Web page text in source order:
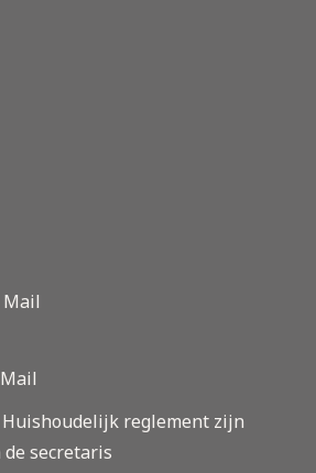
Mail
Mail
reglement zijn
secretaris